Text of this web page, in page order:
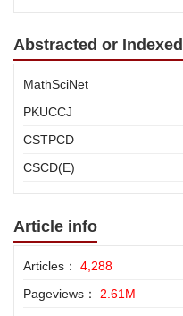
Abstracted or Indexed
MathSciNet
PKUCCJ
CSTPCD
CSCD(E)
Article info
Articles： 4,288
Pageviews： 2.61M